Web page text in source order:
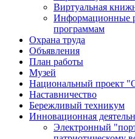
Виртуальная
Информационные
программам
Охрана труда
Объявления
План работы
Музей
Национальный проект
Наставничество
Бережливый техникум
Инновационная
Электронный